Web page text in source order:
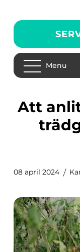
Menu
Att anlita professionella
08 april 2024